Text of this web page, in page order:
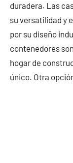
duradera. Las
su versatilidad y
por su diseño
contenedores
hogar de
único. Otra